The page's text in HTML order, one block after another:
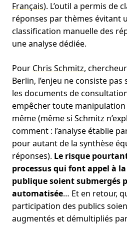
Français). L’outil a permis de
réponses par thèmes évitant
classification manuelle des
une analyse dédiée.
Pour Chris Schmitz,
Berlin, l’enjeu ne consiste
les documents de
empêcher toute
même (même si Schmitz
comment : l’analyse établie
pour autant de la synthèse
réponses). Le risque
processus qui font appel à
publique soient submergés
automatisée… Et en retour,
participation des publics
augmentés et démultipliés